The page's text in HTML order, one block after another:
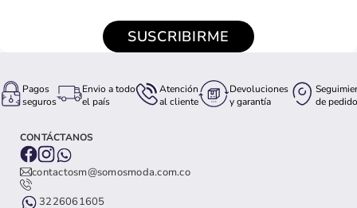
SUSCRIBIRME
Pagos
seguros
Envio a todo
el país
Atención
al cliente
Devoluciones
y garantía
de pedido
CONTÁCTANOS
contactosm@somosmoda.com.co
3226061605